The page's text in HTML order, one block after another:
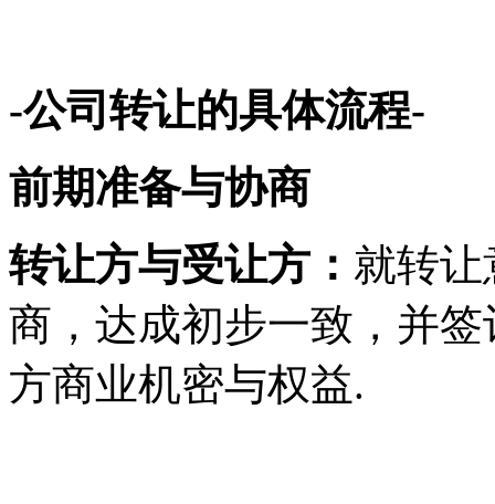
-公司转让的具体流程-
前期准备与协商
转让方与受让方： 就转
商，达成初步一致，并
方商业机密与权益.